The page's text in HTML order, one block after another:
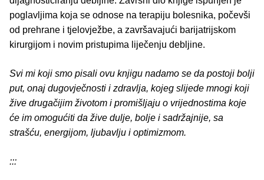
poglavljima koja se odnose na terapiju bolesnika, počevši
od prehrane i tjelovježbe, a završavajući barijatrijskom
kirurgijom i novim pristupima liječenju debljine.
Svi mi koji smo pisali ovu knjigu nadamo se da postoji bolji
put, onaj dugovječnosti i zdravlja, kojeg slijede mnogi koji
žive drugačijim životom i promišljaju o vrijednostima koje
će im omogućiti da žive dulje, bolje i sadržajnije, sa
strašću, energijom, ljubavlju i optimizmom.
:::